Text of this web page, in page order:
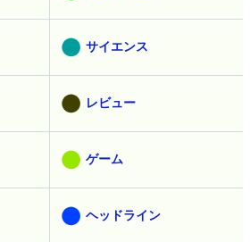
サイエンス
レビュー
ゲーム
ヘッドライン